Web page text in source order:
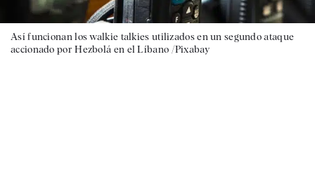
Así funcionan los walkie talkies utilizados en un segundo ataque
accionado por Hezbolá en el Líbano /Pixabay